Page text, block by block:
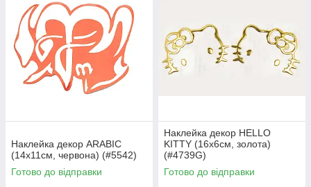
Наклейка декор ARABIC
(14х11см, червона) (#5542)
Готово до відправки
Наклейка декор HELLO
KITTY (16x6см, золота)
(#4739G)
Готово до відправки